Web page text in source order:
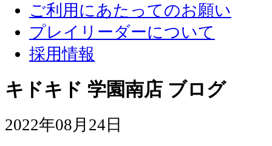
ご利用にあたってのお願い
プレイリーダーについて
採用情報
キドキド 学園南店 ブログ
2022年08月24日